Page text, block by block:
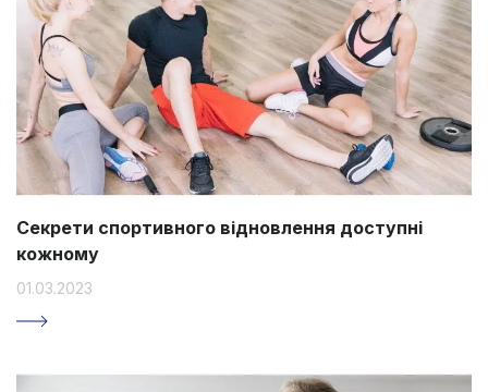
Секрети спортивного відновлення доступні
кожному
01.03.2023